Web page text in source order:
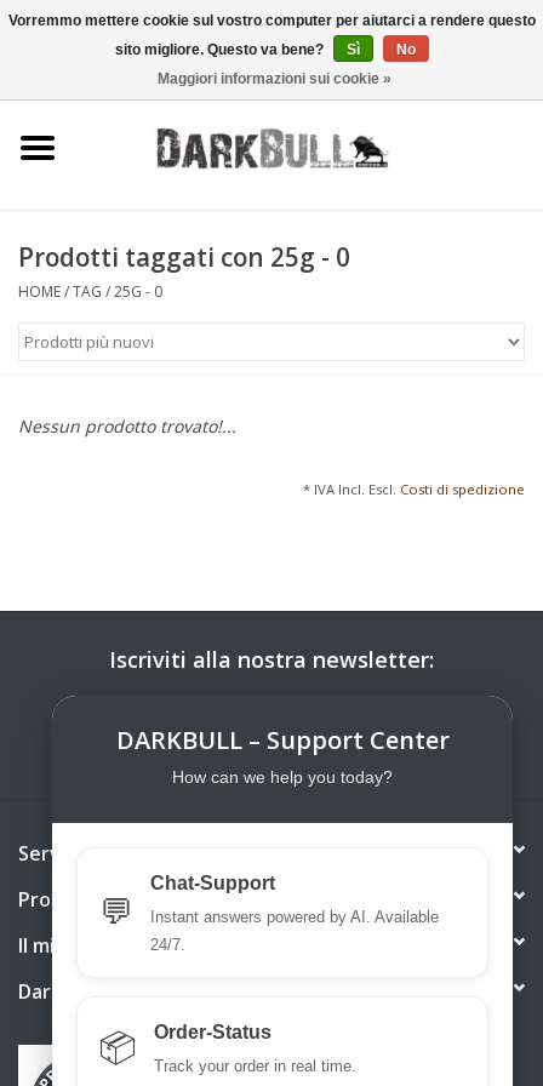
0 Articoli - €0,00
tiro
all'aperto
Prodotti taggati con 25g - 0
HOME/TAG /25G - 0
Nessun prodotto trovato!...
* IVA Incl. Escl. Costi di spedizione
Iscriviti alla nostra newsletter:
Servizio di assistenza
Prodotti
Il mio account
DarkBull TrendStore
Vorremmo mettere cookie sul vostro computer per aiutarci a rendere questo
sito migliore. Questo va bene?
Sì
No
Maggiori informazioni sui cookie »
DARKBULL – Support Center
How can we help you today?
💬
Chat-Support
Instant answers powered by AI. Available
24/7.
📦 Order-Status
Track your order in real time.